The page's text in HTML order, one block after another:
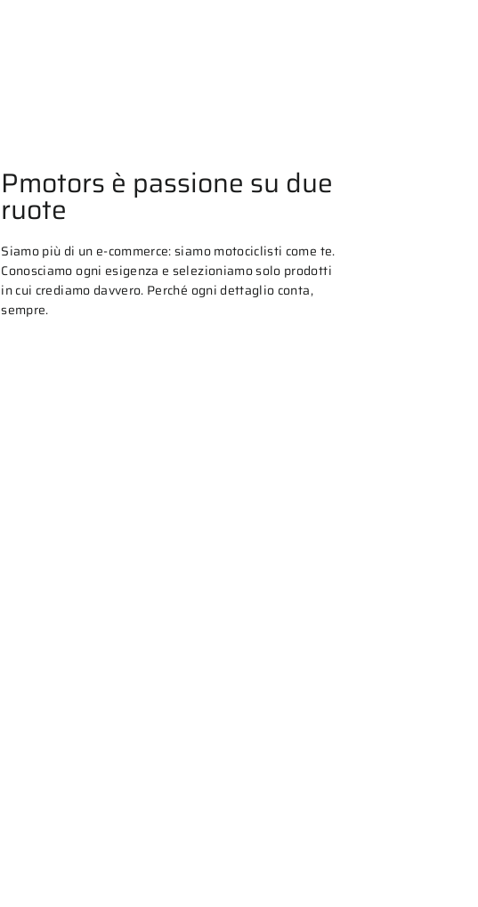
Pmotors è passione su due
ruote
Siamo più di un e-commerce: siamo motociclisti come te.
Conosciamo ogni esigenza e selezioniamo solo prodotti
in cui crediamo davvero. Perché ogni dettaglio conta,
sempre.